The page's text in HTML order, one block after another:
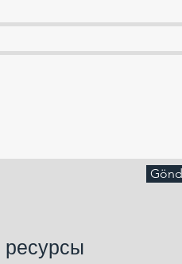
ресурсы